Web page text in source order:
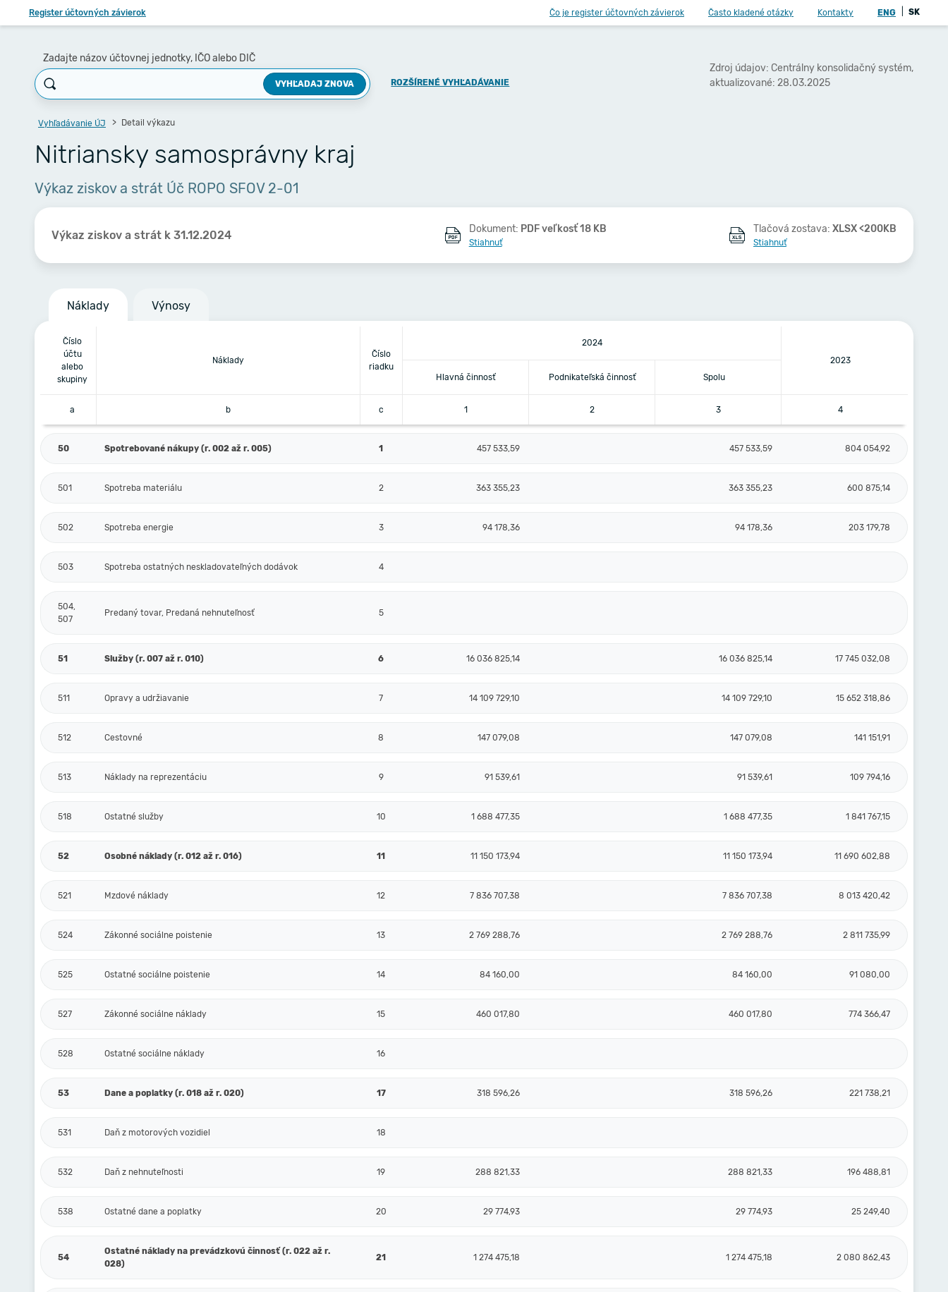
Register účtovných závierok Čo je register účtovných závierok Často kladené otázky Kontakty ENG SK
Zadajte názov účtovnej jednotky, IČO alebo DIČ
VYHĽADAJ ZNOVA ROZŠÍRENÉ VYHĽADÁVANIE
Zdroj údajov: Centrálny konsolidačný systém,
aktualizované: 28.03.2025
Vyhľadávanie ÚJ Detail výkazu
Nitriansky samosprávny kraj
Výkaz ziskov a strát Úč ROPO SFOV 2-01
Výkaz ziskov a strát k 31.12.2024 Dokument: PDF veľkosť 18 KB
Stiahnuť
Tlačová zostava: XLSX <200KB
Stiahnuť
Náklady Výnosy
Číslo
účtu
alebo
skupiny
Náklady
Číslo
riadku
2024
2023
Hlavná činnosť
Podnikateľská činnosť Spolu
a b c 1 2 3 4
50 Spotrebované nákupy (r. 002 až r. 005) 1 457 533,59 457 533,59 804 054,92
501 Spotreba materiálu 2 363 355,23 363 355,23 600 875,14
502 Spotreba energie 3 94 178,36 94 178,36 203 179,78
503 Spotreba ostatných neskladovateľných dodávok 4
504,
507
Predaný tovar, Predaná nehnuteľnosť 5
51 Služby (r. 007 až r. 010) 6 16 036 825,14 16 036 825,14 17 745 032,08
511 Opravy a udržiavanie 7 14 109 729,10 14 109 729,10 15 652 318,86
512 Cestovné 8 147 079,08 147 079,08 141 151,91
513 Náklady na reprezentáciu 9 91 539,61 91 539,61 109 794,16
518 Ostatné služby 10 1 688 477,35 1 688 477,35 1 841 767,15
52 Osobné náklady (r. 012 až r. 016) 11 11 150 173,94 11 150 173,94 11 690 602,88
521 Mzdové náklady 12 7 836 707,38 7 836 707,38 8 013 420,42
524 Zákonné sociálne poistenie 13 2 769 288,76 2 769 288,76 2 811 735,99
525 Ostatné sociálne poistenie 14 84 160,00 84 160,00 91 080,00
527 Zákonné sociálne náklady 15 460 017,80 460 017,80 774 366,47
528 Ostatné sociálne náklady 16
53 Dane a poplatky (r. 018 až r. 020) 17 318 596,26 318 596,26 221 738,21
531 Daň z motorových vozidiel 18
532 Daň z nehnuteľnosti 19 288 821,33 288 821,33 196 488,81
538 Ostatné dane a poplatky 20 29 774,93 29 774,93 25 249,40
54
Ostatné náklady na prevádzkovú činnosť (r. 022 až r.
028)
21 1 274 475,18 1 274 475,18 2 080 862,43